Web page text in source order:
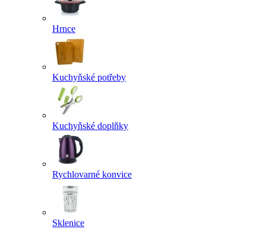
Hrnce
Kuchyňské potřeby
Kuchyňské doplňky
Rychlovarné konvice
Sklenice